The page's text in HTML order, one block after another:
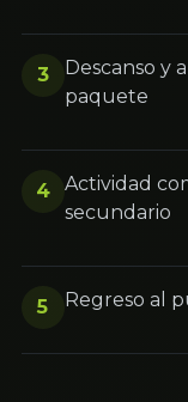
3
Descanso y
paquete
4
Actividad
secundario
5 Regreso al